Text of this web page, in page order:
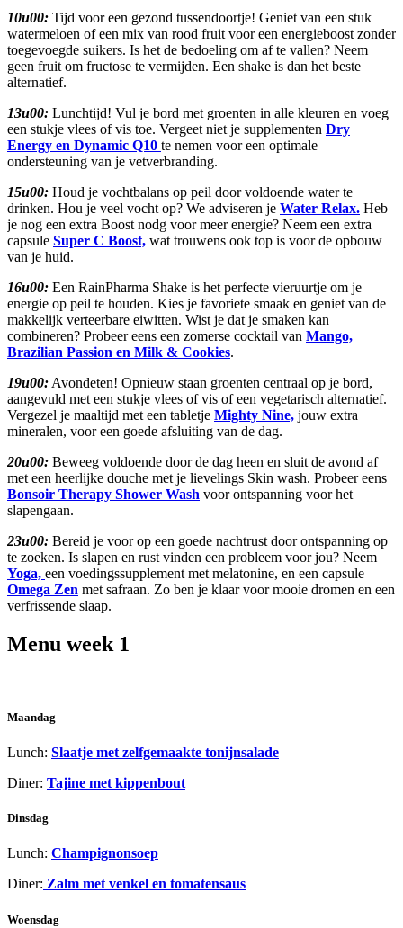
10u00: Tijd voor een gezond tussendoortje! Geniet van een stuk
watermeloen of een mix van rood fruit voor een energieboost zonder
toegevoegde suikers. Is het de bedoeling om af te vallen? Neem
geen fruit om fructose te vermijden. Een shake is dan het beste
alternatief.
13u00: Lunchtijd! Vul je bord met groenten in alle kleuren en voeg
een stukje vlees of vis toe. Vergeet niet je supplementen Dry
Energy en Dynamic Q10 te nemen voor een optimale
ondersteuning van je vetverbranding.
15u00: Houd je vochtbalans op peil door voldoende water te
drinken. Hou je veel vocht op? We adviseren je Water Relax. Heb
je nog een extra Boost nodg voor meer energie? Neem een extra
capsule Super C Boost, wat trouwens ook top is voor de opbouw
van je huid.
16u00: Een RainPharma Shake is het perfecte vieruurtje om je
energie op peil te houden. Kies je favoriete smaak en geniet van de
makkelijk verteerbare eiwitten. Wist je dat je smaken kan
combineren? Probeer eens een zomerse cocktail van Mango,
Brazilian Passion en Milk & Cookies.
19u00: Avondeten! Opnieuw staan groenten centraal op je bord,
aangevuld met een stukje vlees of vis of een vegetarisch alternatief.
Vergezel je maaltijd met een tabletje Mighty Nine, jouw extra
mineralen, voor een goede afsluiting van de dag.
20u00: Beweeg voldoende door de dag heen en sluit de avond af
met een heerlijke douche met je lievelings Skin wash. Probeer eens
Bonsoir Therapy Shower Wash voor ontspanning voor het
slapengaan.
23u00: Bereid je voor op een goede nachtrust door ontspanning op
te zoeken. Is slapen en rust vinden een probleem voor jou? Neem
Yoga, een voedingssupplement met melatonine, en een capsule
Omega Zen met safraan. Zo ben je klaar voor mooie dromen en een
verfrissende slaap.
Menu week 1
Maandag
Lunch: Slaatje met zelfgemaakte tonijnsalade
Diner: Tajine met kippenbout
Dinsdag
Lunch: Champignonsoep
Diner: Zalm met venkel en tomatensaus
Woensdag